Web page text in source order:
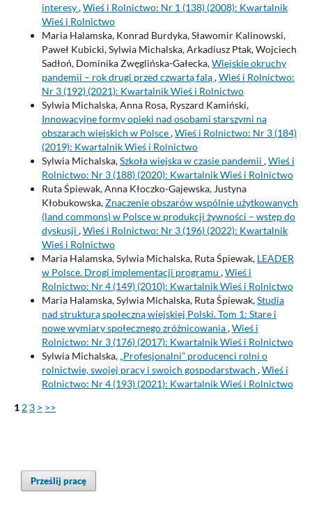
interesy,Wieś i Rolnictwo: Nr 1 (138) (2008): Kwartalnik
Wieś i Rolnictwo
Maria Halamska, Konrad Burdyka, Sławomir Kalinowski,
Paweł Kubicki, Sylwia Michalska, Arkadiusz Ptak, Wojciech
Sadłoń, Dominika Zwęglińska-Gałecka,Wiejskie okruchy
pandemii – rok drugi przed czwartą falą,Wieś i Rolnictwo:
Nr 3 (192) (2021): Kwartalnik Wieś i Rolnictwo
Sylwia Michalska, Anna Rosa, Ryszard Kamiński,
Innowacyjne formy opieki nad osobami starszymi na
obszarach wiejskich w Polsce,Wieś i Rolnictwo: Nr 3 (184)
(2019): Kwartalnik Wieś i Rolnictwo
Sylwia Michalska,Szkoła wiejska w czasie pandemii ,Wieś i
Rolnictwo: Nr 3 (188) (2020): Kwartalnik Wieś i Rolnictwo
Ruta Śpiewak, Anna Kłoczko-Gajewska, Justyna
Kłobukowska,Znaczenie obszarów wspólnie użytkowanych
(land commons) w Polsce w produkcji żywności – wstęp do
dyskusji ,Wieś i Rolnictwo: Nr 3 (196) (2022): Kwartalnik
Wieś i Rolnictwo
Maria Halamska, Sylwia Michalska, Ruta Śpiewak, LEADER
w Polsce. Drogi implementacji programu ,Wieś i
Rolnictwo: Nr 4 (149) (2010): Kwartalnik Wieś i Rolnictwo
Maria Halamska, Sylwia Michalska, Ruta Śpiewak,Studia
nad strukturą społeczną wiejskiej Polski. Tom 1: Stare i
nowe wymiary społecznego zróżnicowania,Wieś i
Rolnictwo: Nr 3 (176) (2017): Kwartalnik Wieś i Rolnictwo
Sylwia Michalska, „Profesjonalni” producenci rolni o
rolnictwie, swojej pracy i swoich gospodarstwach ,Wieś i
Rolnictwo: Nr 4 (193) (2021): Kwartalnik Wieś i Rolnictwo
1 2 3 > >>
Prześlij pracę